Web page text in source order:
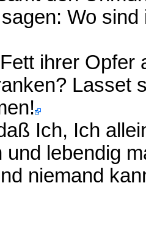
Wo
ihrer Opfer
Lasset
Ich, Ich
und lebendig
niemand